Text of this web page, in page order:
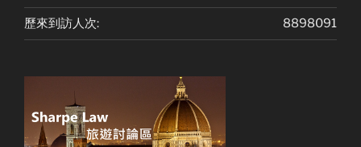
8898091
歷來到訪人次: